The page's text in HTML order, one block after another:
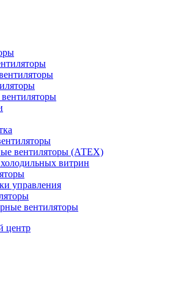
вентиляторы (АТЕХ)
витрин
управления
вентиляторы
центр